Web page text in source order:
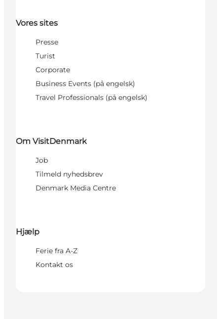
Vores sites
Presse
Turist
Corporate
Business Events (på engelsk)
Travel Professionals (på engelsk)
Om VisitDenmark
Job
Tilmeld nyhedsbrev
Denmark Media Centre
Hjælp
Ferie fra A-Z
Kontakt os